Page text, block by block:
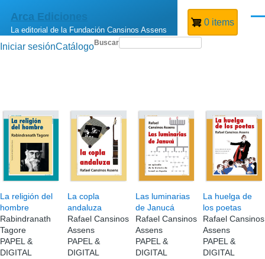
Arca Ediciones
La editorial de la Fundación Cansinos Assens
0 items
Menú
Iniciar sesiónCatálogoBuscar
La religión del
hombre
Rabindranath
Tagore
PAPEL &
DIGITAL
La copla
andaluza
Rafael Cansinos
Assens
PAPEL &
DIGITAL
Las luminarias
de Janucá
Rafael Cansinos
Assens
PAPEL &
DIGITAL
La huelga de
los poetas
Rafael Cansinos
Assens
PAPEL &
DIGITAL